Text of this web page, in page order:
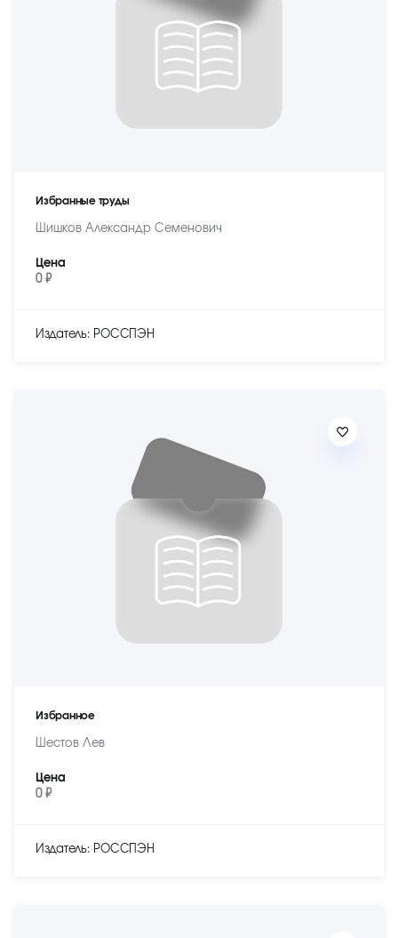
Избранные труды
Шишков Александр Семенович
Цена
0 ₽
Издатель: РОССПЭН
Избранное
Шестов Лев
Цена
0 ₽
Издатель: РОССПЭН